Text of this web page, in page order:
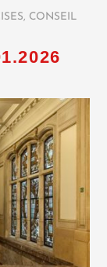
, CONSEIL